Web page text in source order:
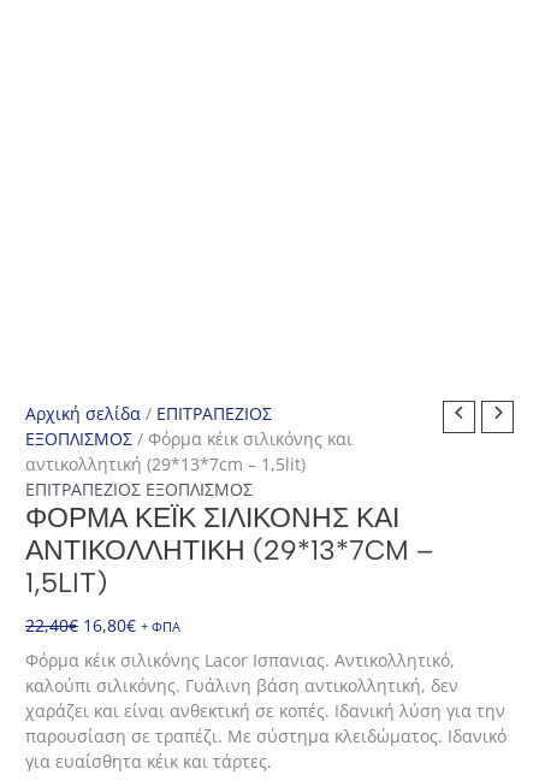
Αρχική σελίδα / ΕΠΙΤΡΑΠΕΖΙΟΣ
ΕΞΟΠΛΙΣΜΟΣ / Φόρμα κέικ σιλικόνης και
αντικολλητική (29*13*7cm – 1,5lit)
ΕΠΙΤΡΑΠΕΖΙΟΣ ΕΞΟΠΛΙΣΜΟΣ
ΦΌΡΜΑ ΚΈΙΚ ΣΙΛΙΚΌΝΗΣ ΚΑΙ
ΑΝΤΙΚΟΛΛΗΤΙΚΉ (29*13*7CM –
1,5LIT)
22,40€ Original
price
was:
22,40€.
16,80€Η
τρέχουσα
τιμή
είναι:
+ ΦΠΑ
Φόρμα κέικ σιλικόνης Lacor Ισπανιας. Αντικολλητικό,
καλούπι σιλικόνης. Γυάλινη βάση αντικολλητική, δεν
χαράζει και είναι ανθεκτική σε κοπές. Ιδανική λύση για την
παρουσίαση σε τραπέζι. Με σύστημα κλειδώματος. Ιδανικό
για ευαίσθητα κέικ και τάρτες.